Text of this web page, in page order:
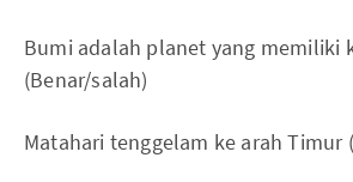
Bumi adalah planet yang memiliki
(Benar/salah)
Matahari tenggelam ke arah Timur